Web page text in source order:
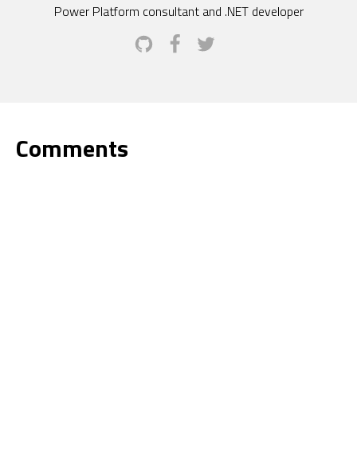
Power Platform consultant and .NET developer
Comments